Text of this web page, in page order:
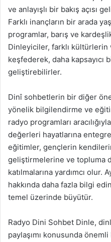
ve anlayışlı bir bakış açısı
Farklı inançların bir arada
programlar, barış ve
Dinleyiciler, farklı kültürlerin
keşfederek, daha kapsayıcı
geliştirebilirler.
Dinî sohbetlerin bir diğer
yönelik bilgilendirme ve
radyo programları
değerleri hayatlarına
eğitimler, gençlerin
geliştirmelerine ve topluma
katılmalarına yardımcı olur.
hakkında daha fazla bilgi
temel üzerinde büyütür.
Radyo Dini Sohbet Dinle,
paylaşımı konusunda